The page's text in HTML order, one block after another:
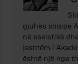
gjuhës shqipe
në eseistikë
jashtëm i
është një nga